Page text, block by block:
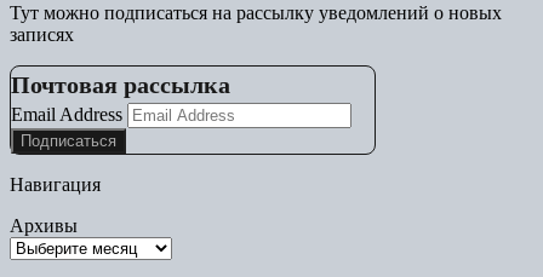
Тут можно подписаться на рассылку уведомлений о новых
записях
Почтовая рассылка
Email Address
Навигация
Архивы